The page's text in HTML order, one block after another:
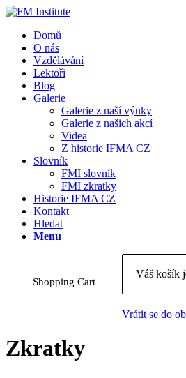
Domů
O nás
Vzdělávání
Lektoři
Blog
Galerie
Galerie z naší výuky
Galerie z našich akcí
Videa
Z historie IFMA CZ
Slovník
FMI slovník
FMI zkratky
Historie IFMA CZ
Kontakt
Hledat
Menu
Shopping Cart
Váš košík
Vrátit se do
Zkratky